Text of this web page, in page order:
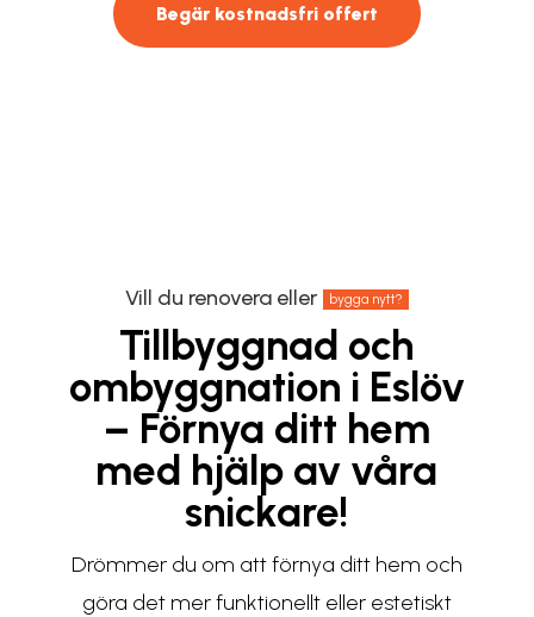
Begär kostnadsfri offert
Vill du renovera eller bygga nytt?
Tillbyggnad och
ombyggnation i Eslöv
– Förnya ditt hem
med hjälp av våra
snickare!
Drömmer du om att förnya ditt hem och
göra det mer funktionellt eller estetiskt